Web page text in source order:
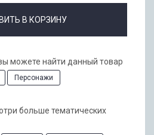
В КОРЗИНУ
можете найти данный товар
Персонажи
больше тематических